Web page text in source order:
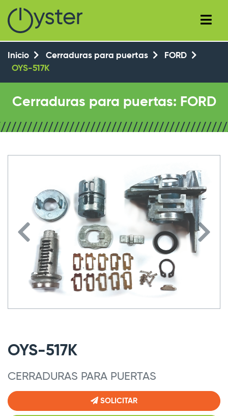
Inicio Cerraduras para puertas
FORD
OYS-517K
Cerraduras para puertas: FORD
OYS-517K
CERRADURAS PARA PUERTAS
SOLICITAR